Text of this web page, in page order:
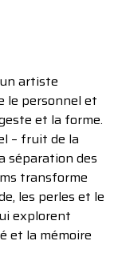
artiste
le personnel et
et la forme.
– fruit de la
séparation des
transforme
les perles et le
explorent
et la mémoire